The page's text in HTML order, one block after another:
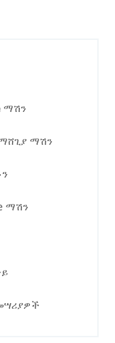
ማሽን
ማሽን
ማሽን